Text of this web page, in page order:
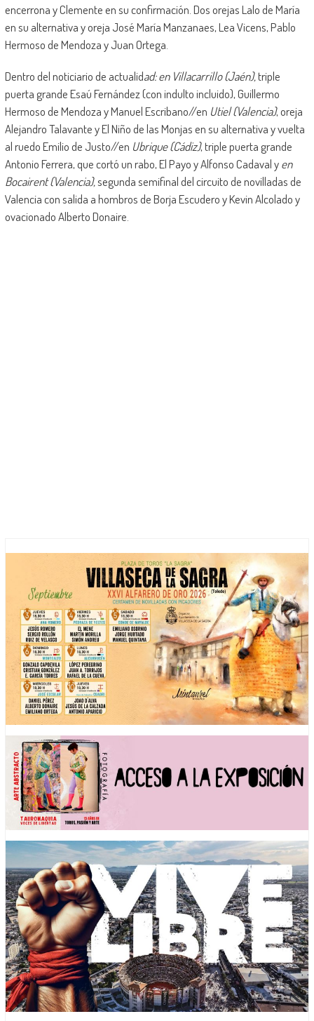
encerrona y Clemente en su confirmación. Dos orejas Lalo de María
en su alternativa y oreja José María Manzanaes, Lea Vicens, Pablo
Hermoso de Mendoza y Juan Ortega.
Dentro del noticiario de actualidad: en Villacarrillo (Jaén),triple
puerta grande Esaú Fernández (con indulto incluido), Guillermo
Hermoso de Mendoza y Manuel Escribano//en Utiel (Valencia), oreja
Alejandro Talavante y El Niño de las Monjas en su alternativa y vuelta
al ruedo Emilio de Justo//en Ubrique (Cádiz), triple puerta grande
Antonio Ferrera, que cortó un rabo, El Payo y Alfonso Cadaval yen
Bocairent (Valencia),segunda semifinal del circuito de novilladas de
Valencia con salida a hombros de Borja Escudero y Kevin Alcolado y
ovacionado Alberto Donaire.